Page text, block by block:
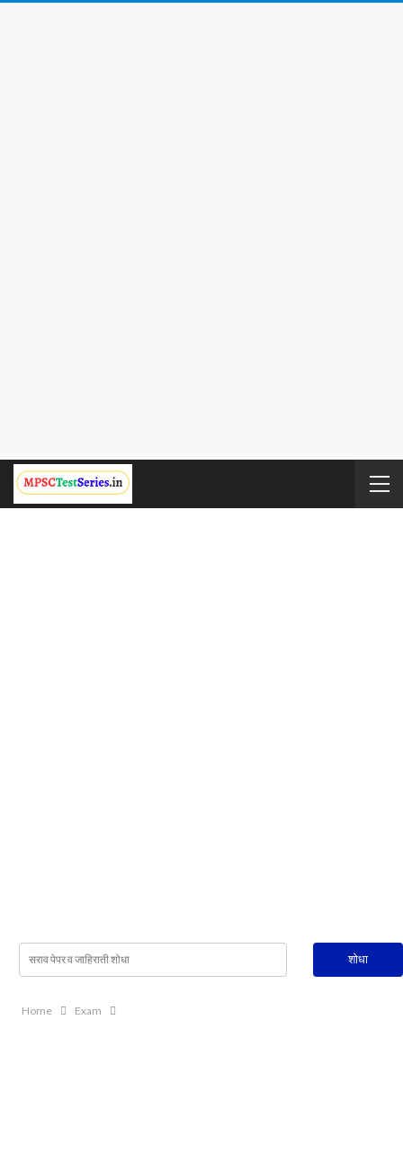
Home Exam